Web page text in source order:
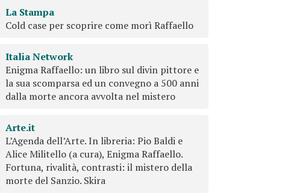
La Stampa
Cold case per scoprire come morì Raffaello
Italia Network
Enigma Raffaello: un libro sul divin pittore e
la sua scomparsa ed un convegno a 500 anni
dalla morte ancora avvolta nel mistero
Arte.it
L’Agenda dell’Arte. In libreria: Pio Baldi e
Alice Militello (a cura), Enigma Raffaello.
Fortuna, rivalità, contrasti: il mistero della
morte del Sanzio. Skira